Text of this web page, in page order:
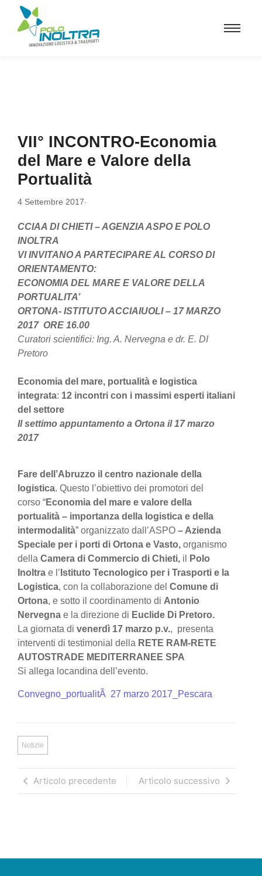
VII° INCONTRO-Economia
del Mare e Valore della
Portualità
4 Settembre 2017-
CCIAA DI CHIETI – AGENZIA ASPO E POLO
INOLTRA
VI INVITANO A PARTECIPARE AL CORSO DI
ORIENTAMENTO:
ECONOMIA DEL MARE E VALORE DELLA
PORTUALITA’
ORTONA- ISTITUTO ACCIAIUOLI – 17 MARZO
2017 ORE 16.00
Curatori scientifici: Ing. A. Nervegna e dr. E. DI
Pretoro
Economia del mare, portualità e logistica
integrata: 12 incontri con i massimi esperti italiani
del settore
Il settimo appuntamento a Ortona il 17 marzo
2017
Fare dell’Abruzzo il centro nazionale della
logistica. Questo l’obiettivo dei promotori del
corso “Economia del mare e valore della
portualità – importanza della logistica e della
intermodalità” organizzato dall’ASPO – Azienda
Speciale per i porti di Ortona e Vasto, organismo
della Camera di Commercio di Chieti, il
Polo
Inoltra e l’ Istituto Tecnologico per i Trasporti e la
Logistica, con la collaborazione del Comune di
Ortona, e sotto il coordinamento di Antonio
Nervegna e la direzione di Euclide Di Pretoro.
La giornata di venerdì 17 marzo p.v., presenta
interventi di testimonial della RETE RAM-RETE
AUTOSTRADE MEDITERRANEE SPA
Si allega locandina dell’evento.
Convegno_portualitÃ 27 marzo 2017_Pescara
Notizie
Articolo precedente Articolo successivo